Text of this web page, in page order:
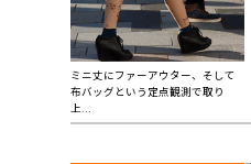
ミニ丈にファーアウター、そして
布バッグという定点観測で取り
上...